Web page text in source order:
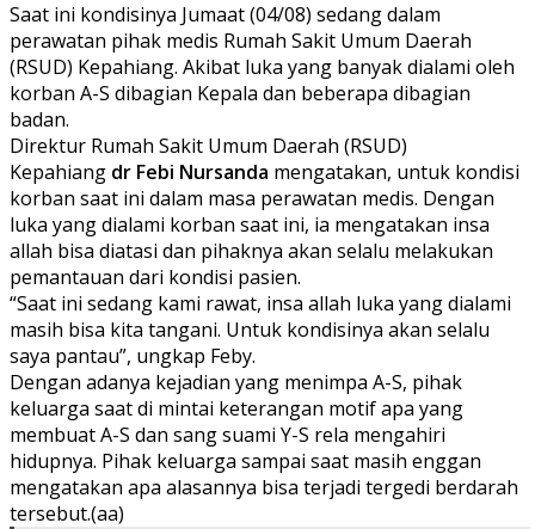
Saat ini kondisinya Jumaat (04/08) sedang dalam
perawatan pihak medis Rumah Sakit Umum Daerah
(RSUD) Kepahiang. Akibat luka yang banyak dialami oleh
korban A-S dibagian Kepala dan beberapa dibagian
badan.
Direktur Rumah Sakit Umum Daerah (RSUD)
Kepahiang dr Febi Nursanda mengatakan, untuk kondisi
korban saat ini dalam masa perawatan medis. Dengan
luka yang dialami korban saat ini, ia mengatakan insa
allah bisa diatasi dan pihaknya akan selalu melakukan
pemantauan dari kondisi pasien.
“Saat ini sedang kami rawat, insa allah luka yang dialami
masih bisa kita tangani. Untuk kondisinya akan selalu
saya pantau”, ungkap Feby.
Dengan adanya kejadian yang menimpa A-S, pihak
keluarga saat di mintai keterangan motif apa yang
membuat A-S dan sang suami Y-S rela mengahiri
hidupnya. Pihak keluarga sampai saat masih enggan
mengatakan apa alasannya bisa terjadi tergedi berdarah
tersebut.(aa)